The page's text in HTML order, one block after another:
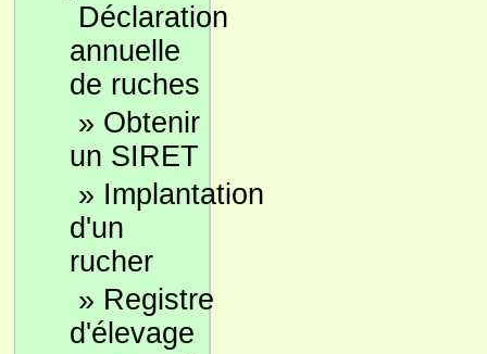
Déclaration
annuelle
de ruches
» Obtenir
un SIRET
» Implantation
d'un
rucher
» Registre
d'élevage